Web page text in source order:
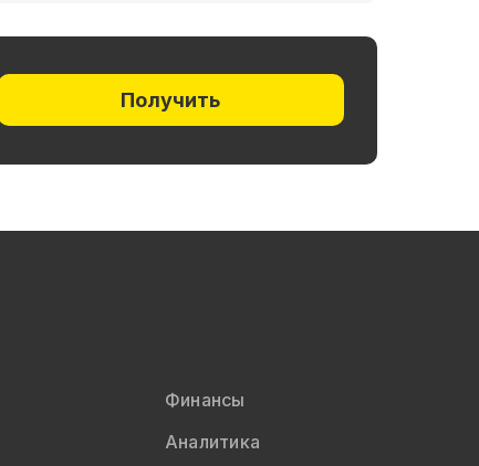
Получить
Финансы
Аналитика